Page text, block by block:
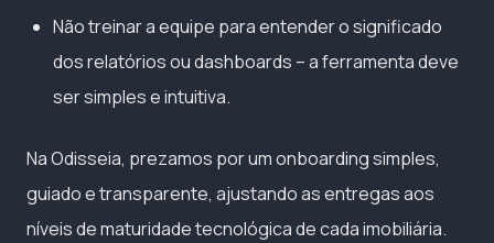
Não treinar a equipe para entender o significado
dos relatórios ou dashboards – a ferramenta deve
ser simples e intuitiva.
Na Odisseia, prezamos por um onboarding simples,
guiado e transparente, ajustando as entregas aos
níveis de maturidade tecnológica de cada imobiliária.